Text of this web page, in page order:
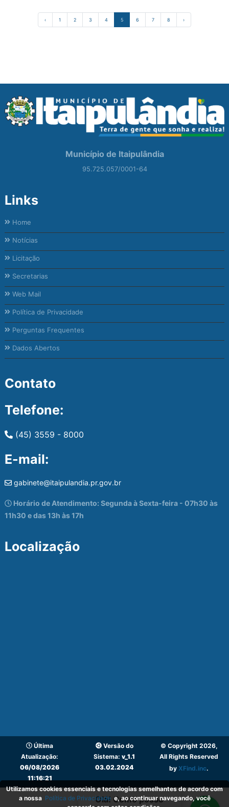
‹ 1 2 3 4 5 6 7 8 ›
Olá! Como posso
Município de Itaipulândia
95.725.057/0001-64
Links
Home
Notícias
Licitação
Secretarias
Web Mail
Política de Privacidade
Perguntas Frequentes
Dados Abertos
Contato
Telefone:
(45) 3559 - 8000
E-mail:
gabinete@itaipulandia.pr.gov.br
Horário de Atendimento: Segunda à Sexta-feira - 07h30 às
11h30 e das 13h às 17h
Localização
Última
Atualização:
06/08/2026
11:16:21
Versão do
Sistema:v_1.1
03.02.2024
© Copyright 2026,
All Rights Reserved
by XFind.inc.
Utilizamos cookies essenciais e tecnologias semelhantes de acordo com
a nossa Política de Privacidadee, ao continuar navegando, você